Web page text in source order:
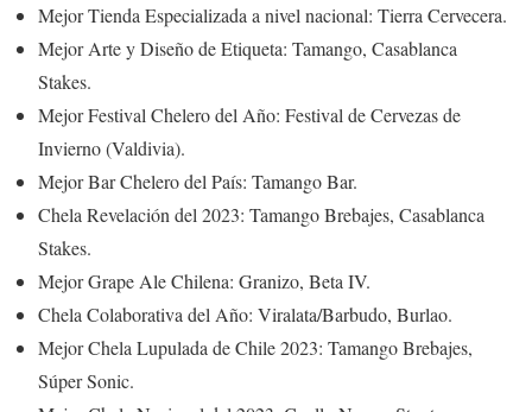
Mejor Tienda Especializada a nivel nacional: Tierra Cervecera.
Mejor Arte y Diseño de Etiqueta: Tamango, Casablanca
Stakes.
Mejor Festival Chelero del Año: Festival de Cervezas de
Invierno (Valdivia).
Mejor Bar Chelero del País: Tamango Bar.
Chela Revelación del 2023: Tamango Brebajes, Casablanca
Stakes.
Mejor Grape Ale Chilena: Granizo, Beta IV.
Chela Colaborativa del Año: Viralata/Barbudo, Burlao.
Mejor Chela Lupulada de Chile 2023: Tamango Brebajes,
Súper Sonic.